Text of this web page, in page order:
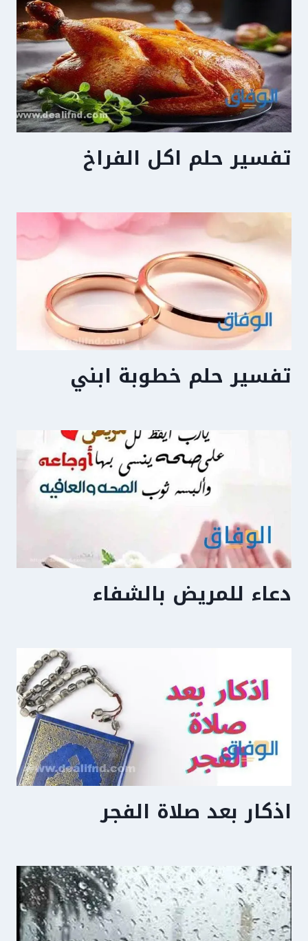
تفسير حلم اكل الفراخ
تفسير حلم خطوبة ابني
دعاء للمريض بالشفاء
اذكار بعد صلاة الفجر